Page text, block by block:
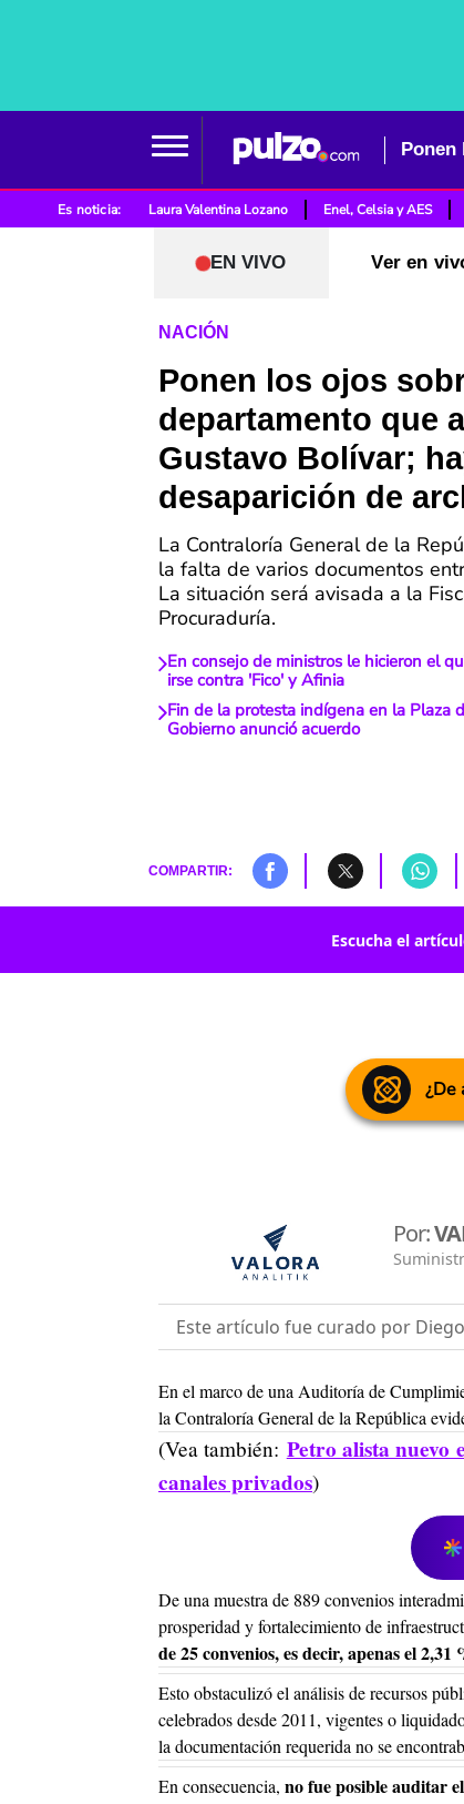
Es noticia: Laura Valentina Lozano Enel, Celsia y AES
EN VIVO Ver en
NACIÓN
Ponen los ojos
departamento que
Gustavo Bolívar;
desaparición de
La Contraloría General de la
la falta de varios documentos
La situación será avisada a la
Procuraduría.
En consejo de ministros le hicieron el
irse contra 'Fico' y Afinia
Fin de la protesta indígena en la Plaza
Gobierno anunció acuerdo
COMPARTIR:
Escucha el
¿De
Por:
Este artículo fue curado por
En el marco de una Auditoría de
la Contraloría General de la República
(Vea también: Petro alista nuevo
canales privados)
De una muestra de 889 convenios
prosperidad y fortalecimiento de
de 25 convenios, es decir, apenas el 2,31
Esto obstaculizó el análisis de recursos
celebrados desde 2011, vigentes o
la documentación requerida no se
En consecuencia, no fue posible auditar